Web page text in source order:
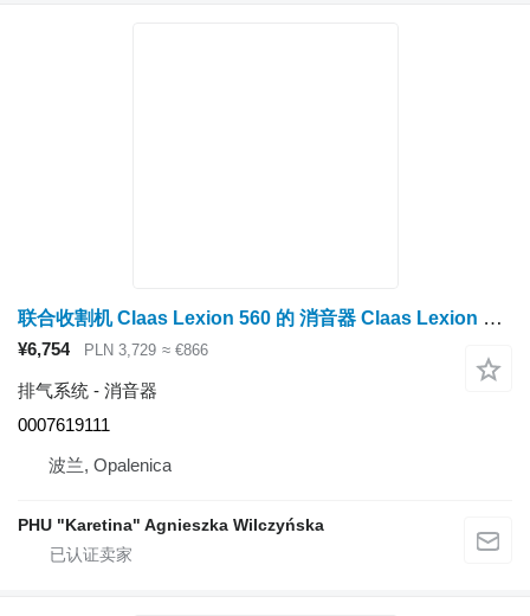
联合收割机 Claas Lexion 560 的 消音器 Claas Lexion 560 消声器 0007619111 (Cat C9, 3126B 发动机；排气系统)
¥6,754 PLN 3,729 ≈ €866
排气系统 - 消音器
0007619111
波兰, Opalenica
PHU "Karetina" Agnieszka Wilczyńska